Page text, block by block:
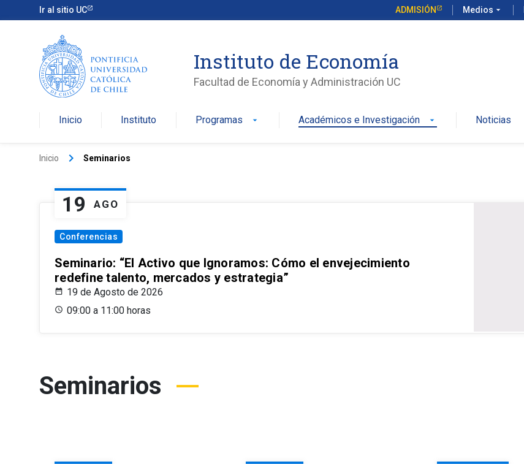
Ir al sitio UC ADMISIÓN Medios arrow_drop_down
Instituto de Economía
Facultad de Economía y Administración UC
Inicio Instituto Programas arrow_drop_down Académicos e Investigación arrow_drop_down Noticias
Inicio keyboard_arrow_right Seminarios
19 AGO
Conferencias
Seminario: “El Activo que Ignoramos: Cómo el envejecimiento
redefine talento, mercados y estrategia”
19 de Agosto de 2026
09:00 a 11:00 horas
Seminarios